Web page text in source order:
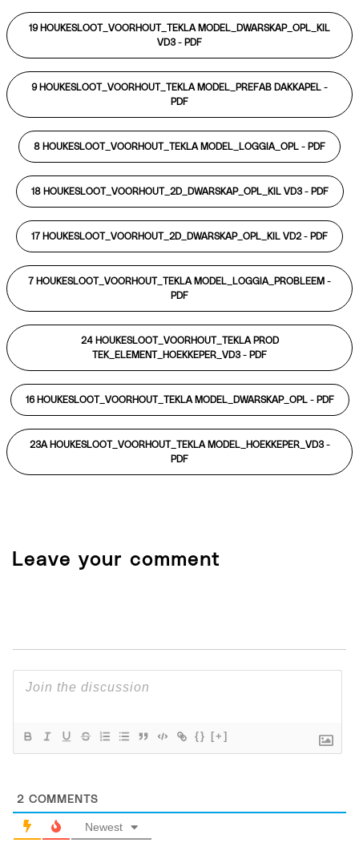
19 HOUKESLOOT_VOORHOUT_TEKLA MODEL_DWARSKAP_OPL_KIL
VD3 - PDF
9 HOUKESLOOT_VOORHOUT_TEKLA MODEL_PREFAB DAKKAPEL -
PDF
8 HOUKESLOOT_VOORHOUT_TEKLA MODEL_LOGGIA_OPL - PDF
18 HOUKESLOOT_VOORHOUT_2D_DWARSKAP_OPL_KIL VD3 - PDF
17 HOUKESLOOT_VOORHOUT_2D_DWARSKAP_OPL_KIL VD2 - PDF
7 HOUKESLOOT_VOORHOUT_TEKLA MODEL_LOGGIA_PROBLEEM -
PDF
24 HOUKESLOOT_VOORHOUT_TEKLA PROD
TEK_ELEMENT_HOEKKEPER_VD3 - PDF
16 HOUKESLOOT_VOORHOUT_TEKLA MODEL_DWARSKAP_OPL - PDF
23A HOUKESLOOT_VOORHOUT_TEKLA MODEL_HOEKKEPER_VD3 -
PDF
Leave your comment
{} [+]
2 COMMENTS
Newest